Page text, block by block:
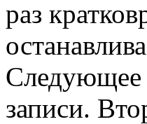
раз
Следующее
записи.